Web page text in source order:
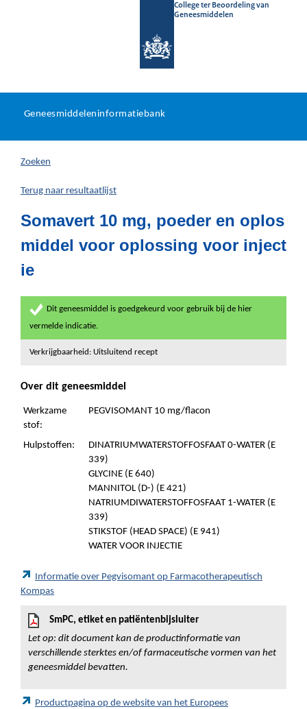
College ter Beoordeling van
Geneesmiddelen
U
hier:
Geneesmiddeleninformatiebank
Zoeken
Terug naar resultaatlijst
Somavert 10 mg, poeder en oplos
middel voor oplossing voor inject
ie
Dit geneesmiddel is goedgekeurd voor gebruik bij de hier
vermelde indicatie.
Verkrijgbaarheid: Uitsluitend recept
Over dit geneesmiddel
Werkzame
stof:
PEGVISOMANT 10 mg/flacon
Hulpstoffen:
DINATRIUMWATERSTOFFOSFAAT 0-WATER (E
339)
GLYCINE (E 640)
MANNITOL (D-) (E 421)
NATRIUMDIWATERSTOFFOSFAAT 1-WATER (E
339)
STIKSTOF (HEAD SPACE) (E 941)
WATER VOOR INJECTIE
Informatie over Pegvisomant op Farmacotherapeutisch
Kompas
SmPC, etiket en patiëntenbijsluiter
Let op: dit document kan de productinformatie van
verschillende sterktes en/of farmaceutische vormen van het
geneesmiddel bevatten.
Productpagina op de website van het Europees